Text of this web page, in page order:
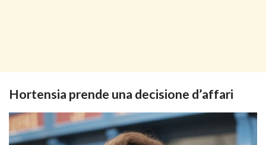
Hortensia prende una decisione d’affari